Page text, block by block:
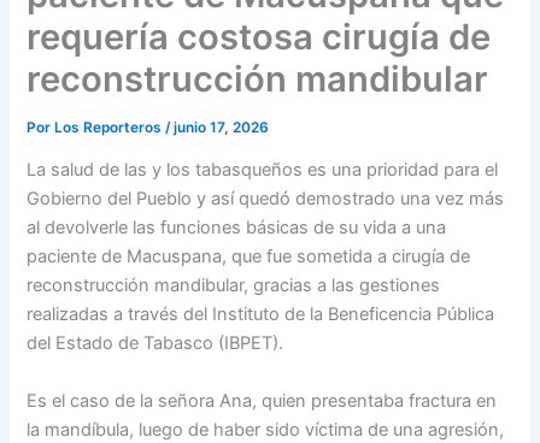
requería costosa cirugía de
reconstrucción mandibular
PorLos Reporteros /junio 17, 2026
La salud de las y los tabasqueños es una prioridad para el
Gobierno del Pueblo y así quedó demostrado una vez más
al devolverle las funciones básicas de su vida a una
paciente de Macuspana, que fue sometida a cirugía de
reconstrucción mandibular, gracias a las gestiones
realizadas a través del Instituto de la Beneficencia Pública
del Estado de Tabasco (IBPET).
Es el caso de la señora Ana, quien presentaba fractura en
la mandíbula, luego de haber sido víctima de una agresión,